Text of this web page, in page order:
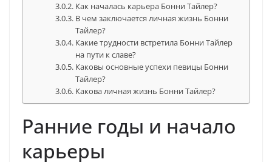
Как началась карьера Бонни Тайлер?
В чем заключается личная жизнь Бонни
Тайлер?
Какие трудности встретила Бонни Тайлер
на пути к славе?
Каковы основные успехи певицы Бонни
Тайлер?
Какова личная жизнь Бонни Тайлер?
Ранние годы и начало
карьеры